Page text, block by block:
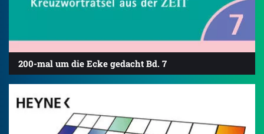
200-mal um die Ecke gedacht Bd. 7